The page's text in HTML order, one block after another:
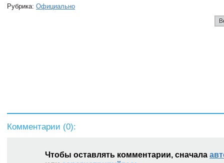
Рубрика: Официально
Комментарии (0):
Чтобы оставлять комментарии, сначала